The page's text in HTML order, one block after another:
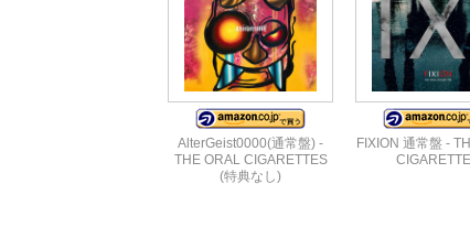
AlterGeist0000(通常盤) -
THE ORAL CIGARETTES
(特典なし)
FIXION 通常盤 -